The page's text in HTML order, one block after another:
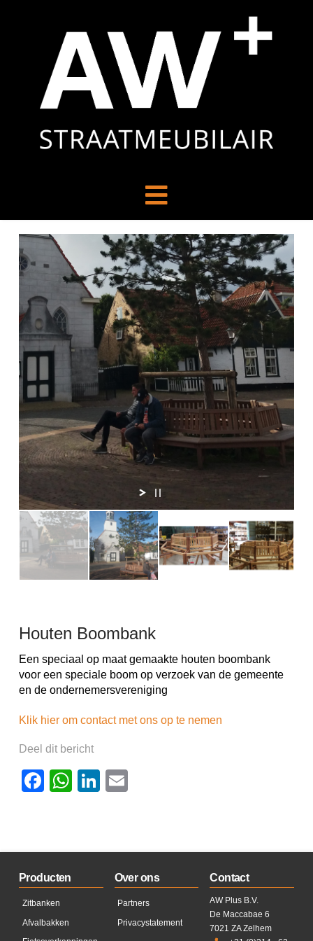
Navigation
Houten Boombank
Een speciaal op maat gemaakte houten boombank
voor een speciale boom op verzoek van de gemeente
en de ondernemersvereniging
Klik hier om contact met ons op te nemen
Deel dit bericht
Facebook
WhatsApp
LinkedIn
Producten
Zitbanken
Afvalbakken
Over ons
Partners
Privacystatement
Contact
AW Plus B.V.
De Maccabae 6
7021 ZA Zelhem